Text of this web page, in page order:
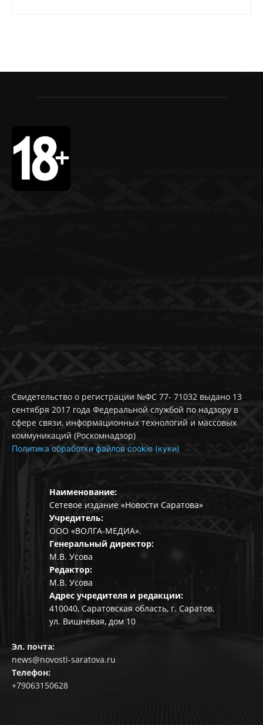
Свидетельство о регистрации №ФС 77- 71032 выдано 13
сентября 2017 года Федеральной службой по надзору в
сфере связи, информационных технологий и массовых
коммуникаций (Роскомнадзор)
Политика обработки файлов cookie (куки)
Наименование:
Сетевое издание «Новости Саратова»
Учредитель:
ООО «ВОЛГА-МЕДИА».
Генеральный директор:
М.В. Усова
Редактор:
М.В. Усова
Адрес учредителя и редакции:
410040, Саратовская область, г. Саратов,
ул. Вишнёвая, дом 10
Эл. почта:
news@novosti-saratova.ru
Телефон:
+79063150628